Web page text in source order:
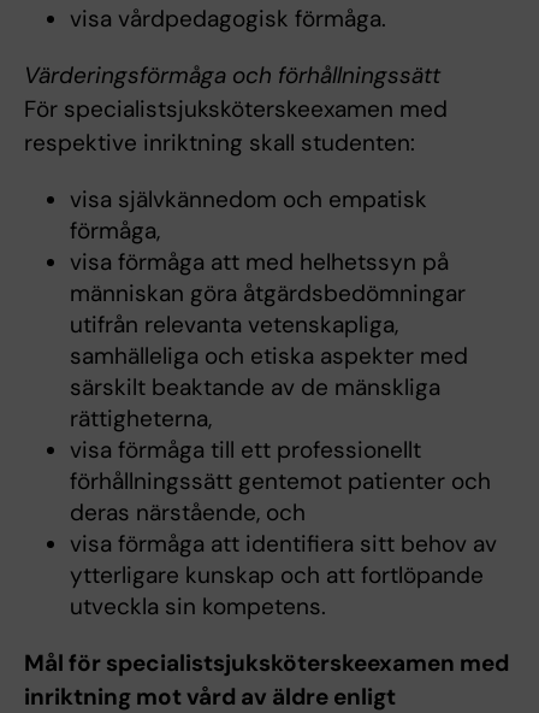
visa vårdpedagogisk förmåga.
Värderingsförmåga och förhållningssätt
För specialistsjuksköterskeexamen med
respektive inriktning skall studenten:
visa självkännedom och empatisk
förmåga,
visa förmåga att med helhetssyn på
människan göra åtgärdsbedömningar
utifrån relevanta vetenskapliga,
samhälleliga och etiska aspekter med
särskilt beaktande av de mänskliga
rättigheterna,
visa förmåga till ett professionellt
förhållningssätt gentemot patienter och
deras närstående, och
visa förmåga att identifiera sitt behov av
ytterligare kunskap och att fortlöpande
utveckla sin kompetens.
Mål för specialistsjuksköterskeexamen med
inriktning mot vård av äldre enligt